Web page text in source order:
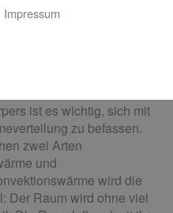
wollen Ihre alten
ist es wichtig, sich mit
zu befassen.
zwei Arten
und
wird die
Der Raum wird ohne viel
Impressum